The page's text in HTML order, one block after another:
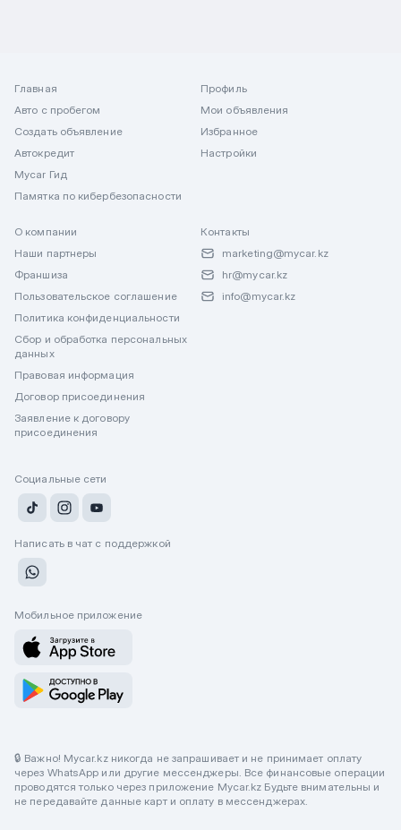
Главная
Авто с пробегом
Создать объявление
Автокредит
Mycar Гид
Памятка по кибербезопасности
Профиль
Мои объявления
Избранное
Настройки
О компании
Наши партнеры
Франшиза
Пользовательское соглашение
Политика конфиденциальности
Сбор и обработка персональных
данных
Правовая информация
Договор присоединения
Заявление к договору
присоединения
Контакты
marketing@mycar.kz
hr@mycar.kz
info@mycar.kz
Социальные сети
Написать в чат с поддержкой
Мобильное приложение
🔒 Важно! Mycar.kz никогда не запрашивает и не принимает оплату
через WhatsApp или другие мессенджеры. Все финансовые операции
проводятся только через приложение Mycar.kz Будьте внимательны и
не передавайте данные карт и оплату в мессенджерах.